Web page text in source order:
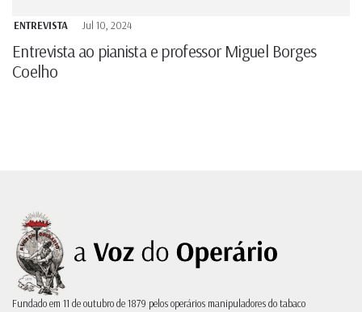
ENTREVISTA Jul 10, 2024
Entrevista ao pianista e professor Miguel Borges
Coelho
Fundado em 11 de outubro de 1879 pelos operários manipuladores do tabaco